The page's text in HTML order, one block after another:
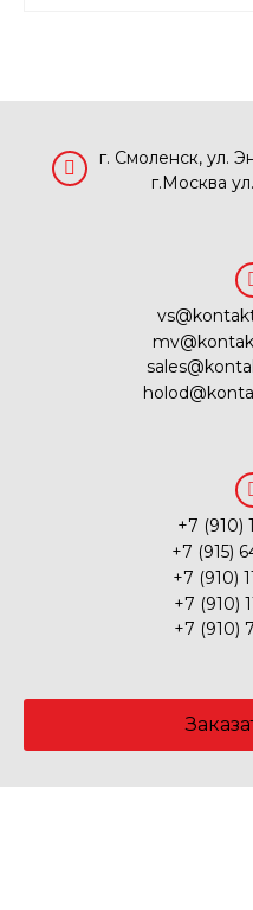
г. Смоленск, ул.
г.Москва
+7 (910)
+7 (915)
+7 (910)
+7 (910)
+7 (910)